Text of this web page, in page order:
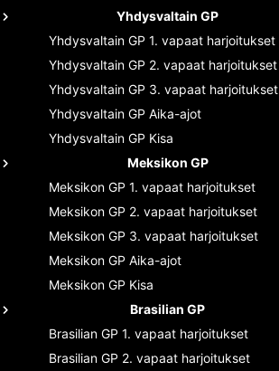
Yhdysvaltain GP
Yhdysvaltain GP 1. vapaat harjoitukset
Yhdysvaltain GP 2. vapaat harjoitukset
Yhdysvaltain GP 3. vapaat harjoitukset
Yhdysvaltain GP Aika-ajot
Yhdysvaltain GP Kisa
Meksikon GP
Meksikon GP 1. vapaat harjoitukset
Meksikon GP 2. vapaat harjoitukset
Meksikon GP 3. vapaat harjoitukset
Meksikon GP Aika-ajot
Meksikon GP Kisa
Brasilian GP
Brasilian GP 1. vapaat harjoitukset
Brasilian GP 2. vapaat harjoitukset